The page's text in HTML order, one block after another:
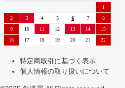
特定商取引に基づく表示
個人情報の取り扱いについて